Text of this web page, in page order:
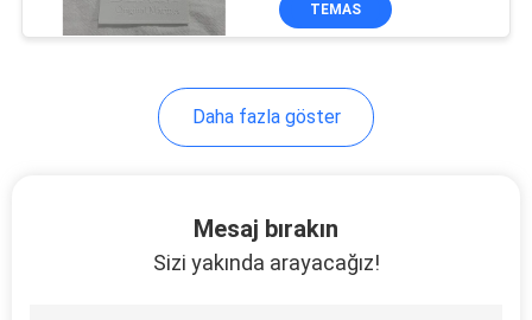
TEMAS
Daha fazla göster
Mesaj bırakın
Sizi yakında arayacağız!